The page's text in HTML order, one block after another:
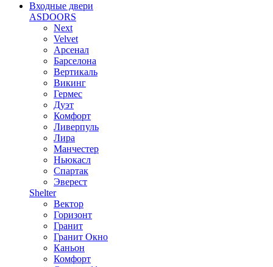
Входные двери
ASDOORS
Next
Velvet
Арсенал
Барселона
Вертикаль
Викинг
Гермес
Дуэт
Комфорт
Ливерпуль
Лира
Манчестер
Ньюкасл
Спартак
Эверест
Shelter
Вектор
Горизонт
Гранит
Гранит Окно
Каньон
Комфорт